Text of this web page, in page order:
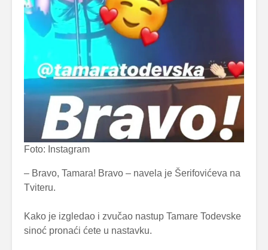
Foto: Instagram
– Bravo, Tamara! Bravo – navela je Šerifovićeva na
Tviteru.
Kako je izgledao i zvučao nastup Tamare Todevske
sinoć pronaći ćete u nastavku.